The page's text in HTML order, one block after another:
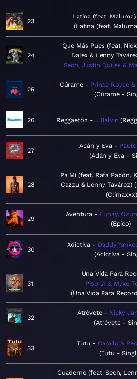
23
Latina (feat. Maluma)
Latina (feat.
24
Que Más Pues (feat.
Dalex & Lenny
Sech, Justin Quiles &
25
Cúrame
Prince Royce
Cúrame -
26 Reggaeton J Balvin
27
Adán y Eva
Adán y Eva -
28
Pa Mí (feat. Rafa Pabön,
Cazzu & Lenny Tavárez)
Climaxxx
29
Aventura
Lunay,
Épico
30
Adictiva
Daddy
Adictiva -
31
Una Vida Para
Piso 21 & Myke
Una Vida Para
32
Atrévete
Nicky
Atrévete -
33
Tutu
Camilo &
Tutu -
Cuaderno (feat. Sech,